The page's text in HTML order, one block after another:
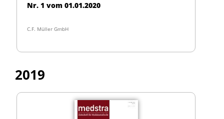
Nr. 1 vom 01.01.2020
C.F. Müller GmbH
2019